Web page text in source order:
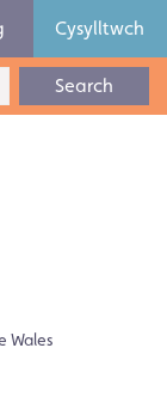
Cysylltwch
Search
Wales